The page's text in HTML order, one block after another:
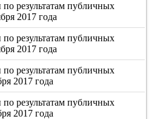
результатам публичных
2017 года
результатам публичных
2017 года
результатам публичных
2017 года
результатам публичных
2017 года